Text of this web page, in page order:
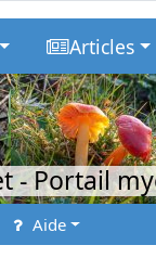
Articles
- Portail
Aide